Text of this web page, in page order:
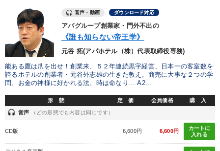
音声・動画 ダウンロード対応
アパグループ創業家・門外不出の
《誰も知らない帝王学》
元谷 拓(アパホテル（株）代表取締役専務)
能ある鷹は爪を出せ！創業来、５２年連続黒字経営、日本一の客室数を
誇るホテルの創業者・元谷外志雄の生きた教え。商売に大事な２つの学
問、お金の神様に好かれる法、時は命なり… A2...
形 態 定 価 会員価格 購 入
headset 音声 （どの形態でも内容は同じです）
CD版 6,600円 6,600円
カートに
入れる